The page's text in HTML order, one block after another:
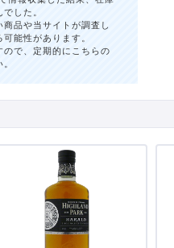
した。
品や当サイトが調査し
能性があります。
で、定期的にこちらの